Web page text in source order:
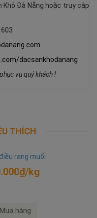
Khô Đà Nẵng hoặc truy cập
dacsankhodanang
vụ quý khách !
THÍCH
kg